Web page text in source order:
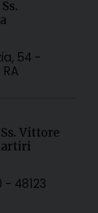
54 -
Vittore
- 48123